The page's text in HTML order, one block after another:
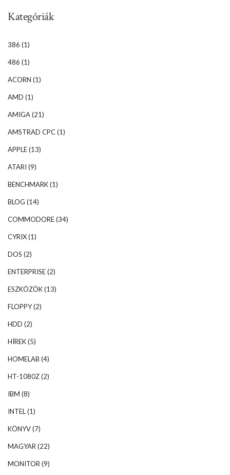
Kategóriák
386 (1)
486 (1)
ACORN (1)
AMD (1)
AMIGA(21)
AMSTRAD CPC(1)
APPLE(13)
ATARI (9)
BENCHMARK(1)
BLOG (14)
COMMODORE(34)
CYRIX(1)
DOS (2)
ENTERPRISE(2)
ESZKÖZÖK(13)
FLOPPY(2)
HDD (2)
HÍREK(5)
HOMELAB (4)
HT-1080Z(2)
IBM (8)
INTEL(1)
KÖNYV(7)
MAGYAR(22)
MONITOR(9)